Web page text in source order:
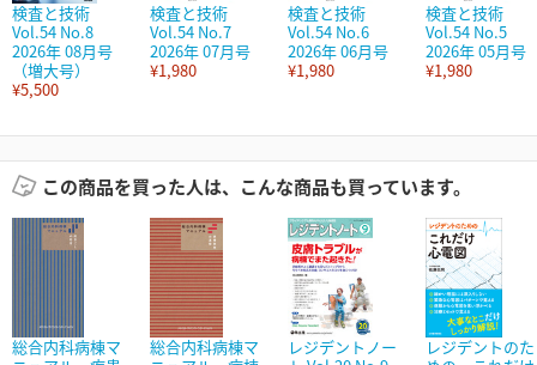
検査と技術
Vol.54 No.8
2026年 08月号
（増大号）
¥5,500
検査と技術
Vol.54 No.7
2026年 07月号
¥1,980
検査と技術
Vol.54 No.6
2026年 06月号
¥1,980
検査と技術
Vol.54 No.5
2026年 05月号
¥1,980
この商品を買った人は、こんな商品も買っています。
総合内科病棟マ
総合内科病棟マ
レジデントノー
レジデントのた